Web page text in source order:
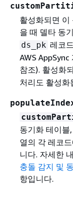
활성화되면 이
을 때 델타 동
ds_pk 레코
AWS
참조). 활성화
처리도 활성화
동기화 테이블
열의 각 레코
니다. 자세한
충돌 감지 및
항입니다.